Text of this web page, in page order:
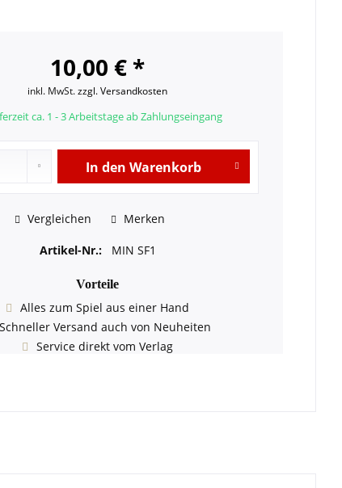
10,00 € *
inkl. MwSt.zzgl. Versandkosten
ca. 1 - 3 Arbeitstage ab Zahlungseingang
In den Warenkorb
Vergleichen Merken
Artikel-Nr.: MIN SF1
Vorteile
Alles zum Spiel aus einer Hand
Schneller Versand auch von Neuheiten
Service direkt vom Verlag